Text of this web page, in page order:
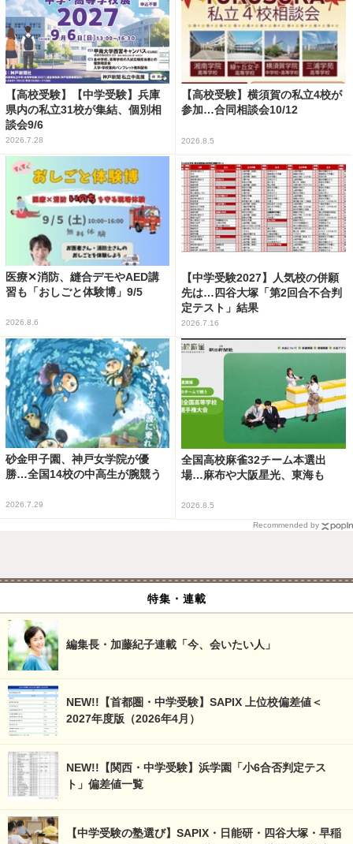
【高校受験】【中学受験】兵庫
県内の私立31校が集結、個別相
談会9/6
2026.7.28
【高校受験】横須賀の私立4校が
参加…合同相談会10/12
2026.8.5
医療✕消防、縫合デモやAED講
習も「おしごと体験博」9/5
2026.8.6
【中学受験2027】人気校の併願
先は…四谷大塚「第2回合不合判
定テスト」結果
2026.7.16
砂金甲子園、神戸女学院が優
勝…全国14校の中高生が腕競う
2026.7.29
全国高校麻雀32チーム本選出
場…麻布や大阪星光、東海も
2026.8.5
Recommended by
特集・連載
編集長・加藤紀子連載「今、会いたい人」
NEW!!【首都圏・中学受験】SAPIX 上位校偏差値＜
2027年度版（2026年4月）
NEW!!【関西・中学受験】浜学園「小6合否判定テス
ト」偏差値一覧
【中学受験の塾選び】SAPIX・日能研・四谷大塚・早稲